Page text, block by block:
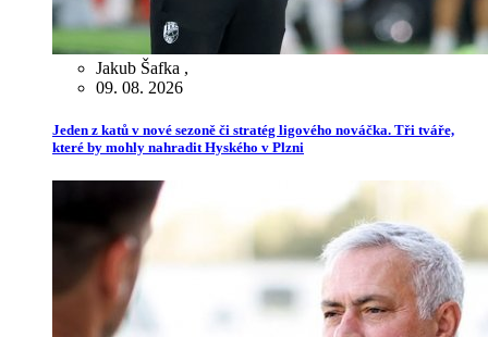
Jakub Šafka ,
09. 08. 2026
Jeden z katů v nové sezoně či stratég ligového nováčka. Tři tváře,
které by mohly nahradit Hyského v Plzni